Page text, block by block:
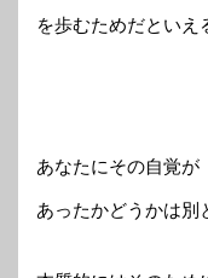
を歩むためだといえ
あなたにその自覚が
あったかどうかは別